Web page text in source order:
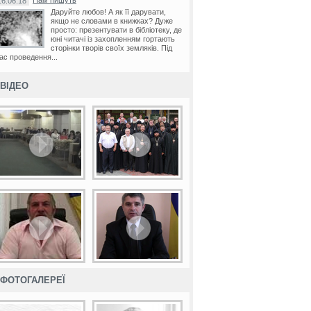
Даруйте любов! А як її дарувати,
якщо не словами в книжках? Дуже
просто: презентувати в бібліотеку, де
юні читачі із захопленням гортають
сторінки творів своїх земляків. Під
проведення...
ВІДЕО
ФОТОГАЛЕРЕЇ